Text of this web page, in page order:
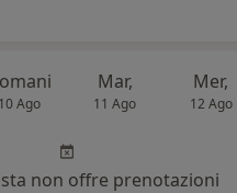
10 Ago
Mar,
11 Ago
Mer,
12 Ago
non offre prenotazioni